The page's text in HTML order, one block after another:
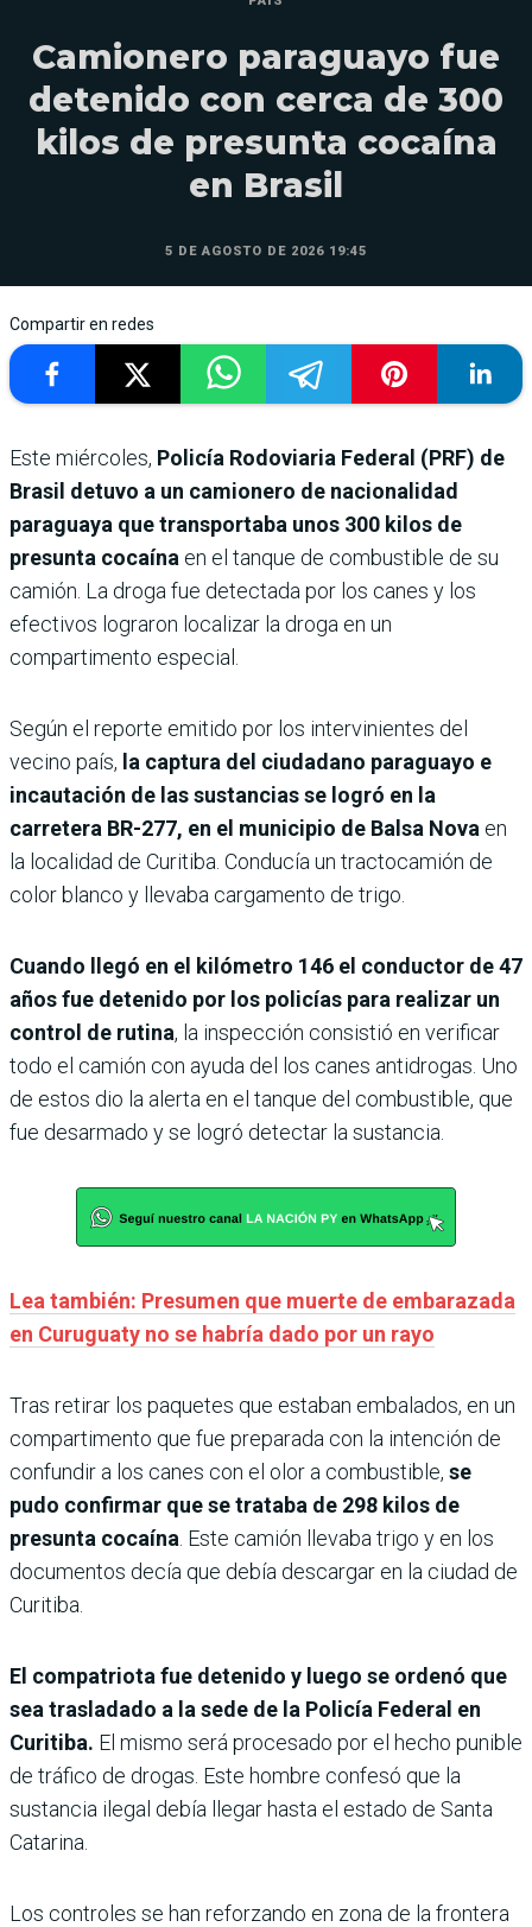
Camionero paraguayo fue
detenido con cerca de 300
kilos de presunta cocaína
en Brasil
5 DE AGOSTO DE 2026 19:45
Compartir en redes
Este miércoles, Policía Rodoviaria Federal (PRF) de
Brasil detuvo a un camionero de nacionalidad
paraguaya que transportaba unos 300 kilos de
presunta cocaína en el tanque de combustible de su
camión. La droga fue detectada por los canes y los
efectivos lograron localizar la droga en un
compartimento especial.
Según el reporte emitido por los intervinientes del
vecino país, la captura del ciudadano paraguayo e
incautación de las sustancias se logró en la
carretera BR-277, en el municipio de Balsa Nova en
la localidad de Curitiba. Conducía un tractocamión de
color blanco y llevaba cargamento de trigo.
Cuando llegó en el kilómetro 146 el conductor de 47
años fue detenido por los policías para realizar un
control de rutina, la inspección consistió en verificar
todo el camión con ayuda del los canes antidrogas. Uno
de estos dio la alerta en el tanque del combustible, que
fue desarmado y se logró detectar la sustancia.
Lea también: Presumen que muerte de embarazada
en Curuguaty no se habría dado por un rayo
Tras retirar los paquetes que estaban embalados, en un
compartimento que fue preparada con la intención de
confundir a los canes con el olor a combustible, se
pudo confirmar que se trataba de 298 kilos de
presunta cocaína . Este camión llevaba trigo y en los
documentos decía que debía descargar en la ciudad de
Curitiba.
El compatriota fue detenido y luego se ordenó que
sea trasladado a la sede de la Policía Federal en
Curitiba. El mismo será procesado por el hecho punible
de tráfico de drogas. Este hombre confesó que la
sustancia ilegal debía llegar hasta el estado de Santa
Catarina.
Los controles se han reforzando en zona de la frontera